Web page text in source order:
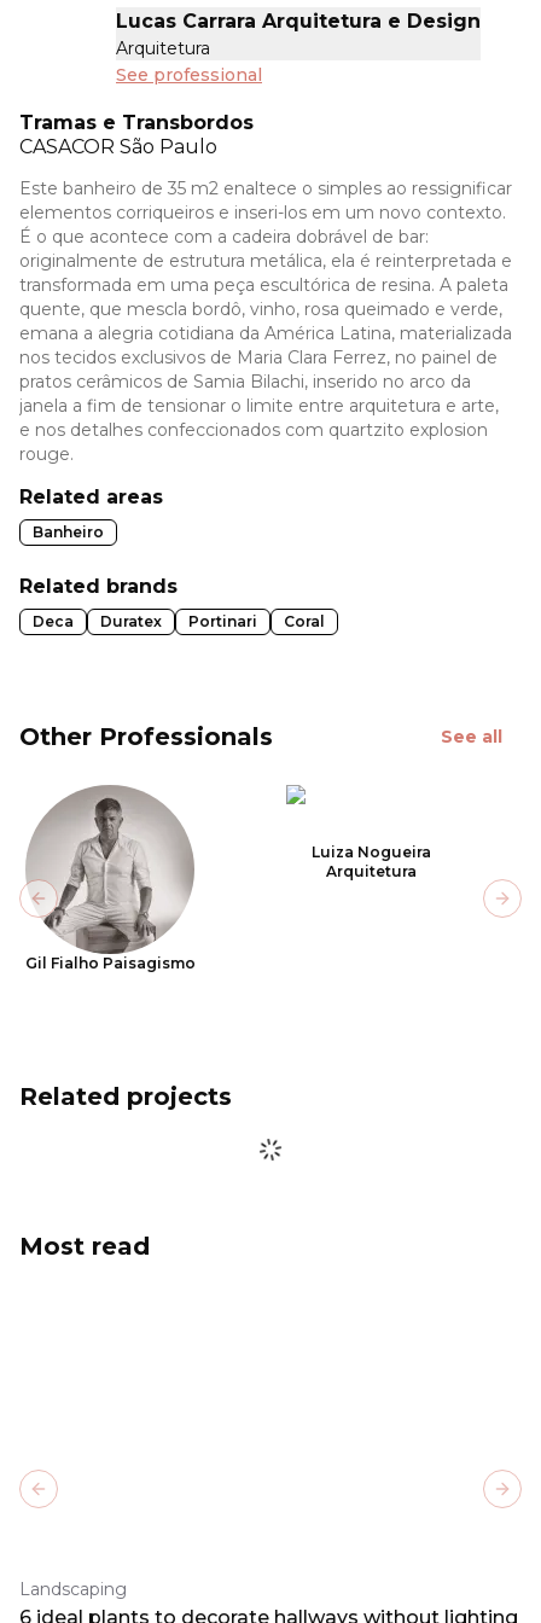
Lucas Carrara Arquitetura e Design
Arquitetura
See professional
Tramas e Transbordos
CASACOR São Paulo
Este banheiro de 35 m2 enaltece o simples ao ressignificar
elementos corriqueiros e inseri-los em um novo contexto.
É o que acontece com a cadeira dobrável de bar:
originalmente de estrutura metálica, ela é reinterpretada e
transformada em uma peça escultórica de resina. A paleta
quente, que mescla bordô, vinho, rosa queimado e verde,
emana a alegria cotidiana da América Latina, materializada
nos tecidos exclusivos de Maria Clara Ferrez, no painel de
pratos cerâmicos de Samia Bilachi, inserido no arco da
janela a fim de tensionar o limite entre arquitetura e arte,
e nos detalhes confeccionados com quartzito explosion
rouge.
Related areas
Banheiro
Related brands
Deca Duratex Portinari Coral
Other Professionals See all
Gil Fialho Paisagismo
Luiza Nogueira
Arquitetura
Previous slide
Related projects
Most read
Landscaping
6 ideal plants to decorate hallways without lighting
Previous slide